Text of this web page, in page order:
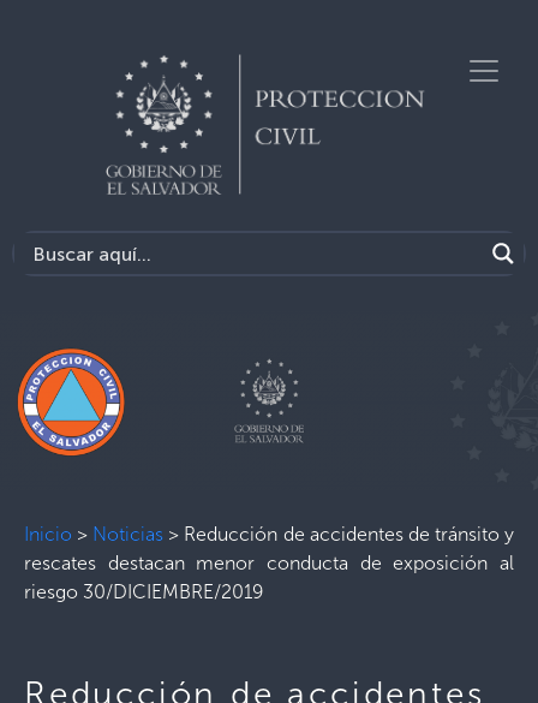
Inicio > Noticias > Reducción de accidentes de tránsito y
rescates destacan menor conducta de exposición al
riesgo 30/DICIEMBRE/2019
Reducción de accidentes